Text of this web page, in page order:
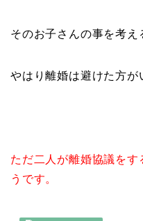
そのお子さんの事を考え
やはり離婚は避けた方が
ただ二人が離婚協議をす
うです。